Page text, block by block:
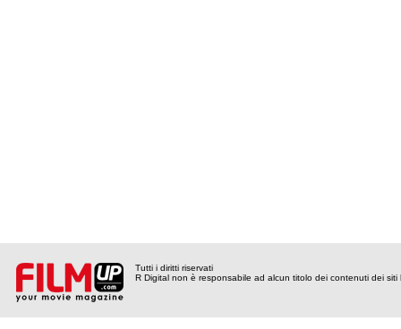
Tutti i diritti riservati
R Digital non è responsabile ad alcun titolo dei contenuti dei siti